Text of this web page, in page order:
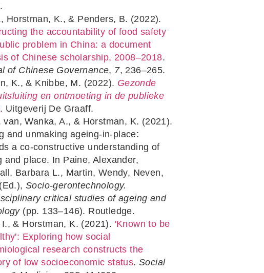
Horstman, K., & Penders, B. (2022).
the accountability of food safety
problem in China: a document
of Chinese scholarship, 2008–2018.
of Chinese Governance, 7, 236–265.
K., & Knibbe, M. (2022). Gezonde
en ontmoeting in de publieke
. Uitgeverij De Graaff.
van, Wanka, A., & Horstman, K. (2021).
and unmaking ageing-in-place:
a co-constructive understanding of
and place. In Paine, Alexander,
Barbara L., Martin, Wendy, Neven,
Socio-gerontechnology.
critical studies of ageing and
(pp. 133–146). Routledge.
& Horstman, K. (2021). 'Known to be
Exploring how social
research constructs the
of low socioeconomic status. Social